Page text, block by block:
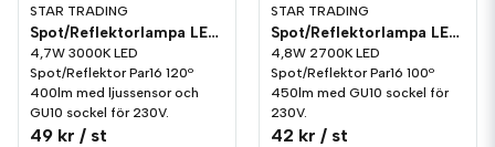
STAR TRADING
Spot/Reflektorlampa LED 400lm GU10 3000K Ljussensor
4,7W 3000K LED
Spot/Reflektor Par16 120º
400lm med ljussensor och
GU10 sockel för 230V.
49 kr / st
STAR TRADING
Spot/Reflektorlampa LED 450lm GU10 2700K
4,8W 2700K LED
Spot/Reflektor Par16 100º
450lm med GU10 sockel för
230V.
42 kr / st